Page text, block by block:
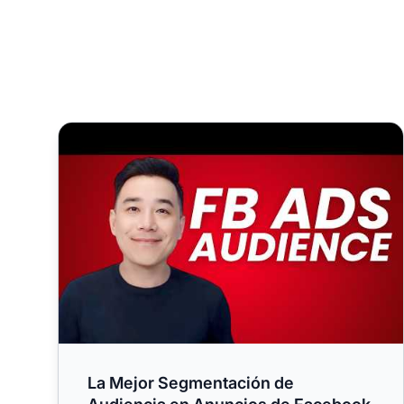
La Mejor Segmentación de Audiencia en Anuncios
La Mejor Segmentación de